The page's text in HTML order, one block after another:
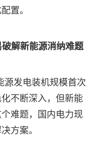
置。
解新能源消纳难题
源发电装机规模首次
不断深入，但新能
难题，国内电力现
方案。